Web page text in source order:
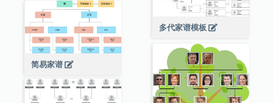
多代家谱模板
简易家谱